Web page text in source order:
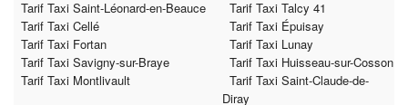
Tarif Taxi Saint-Léonard-en-Beauce
Tarif Taxi Talcy 41
Tarif Taxi Cellé
Tarif Taxi Épuisay
Tarif Taxi Fortan
Tarif Taxi Lunay
Tarif Taxi Savigny-sur-Braye
Tarif Taxi Huisseau-sur-Cosson
Tarif Taxi Montlivault
Tarif Taxi Saint-Claude-de-
Diray